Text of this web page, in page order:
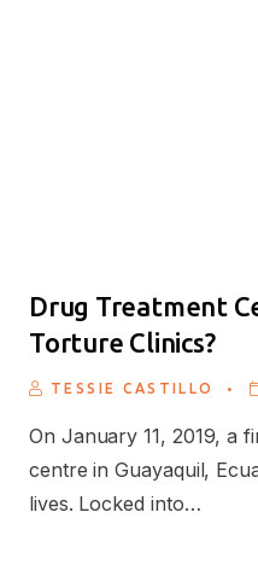
Drug Treatment
Torture Clinics?
TESSIE CASTILLO .
On January 11, 2019, a
centre in Guayaquil,
lives. Locked into…